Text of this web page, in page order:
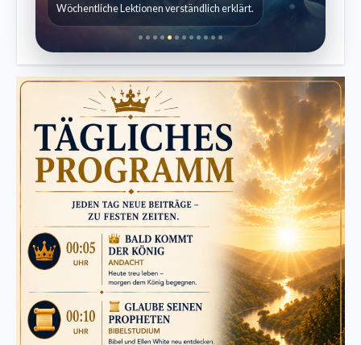
Wöchentliche Lektionen verständlich erklärt.